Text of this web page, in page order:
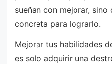
sueñan con mejorar,
concreta para lograrlo.
Mejorar tus habilidades
es solo adquirir una